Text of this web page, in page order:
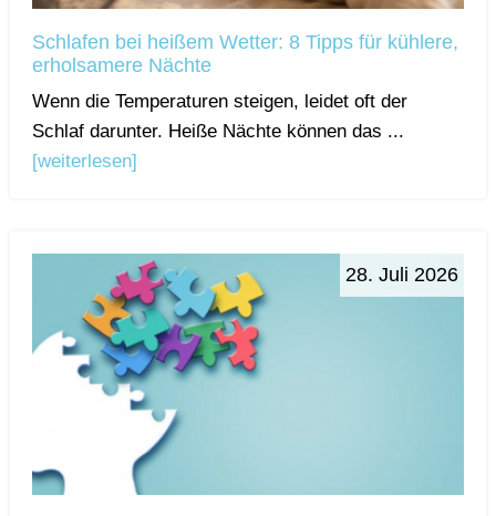
Schlafen bei heißem Wetter: 8 Tipps für kühlere,
erholsamere Nächte
Wenn die Temperaturen steigen, leidet oft der
Schlaf darunter. Heiße Nächte können das ...
[weiterlesen]
28. Juli 2026